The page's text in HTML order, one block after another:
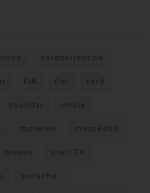
caratteristiche
FIA fiat ford
hyundai imola
mclaren mercedes
nissan orari TV
porsche